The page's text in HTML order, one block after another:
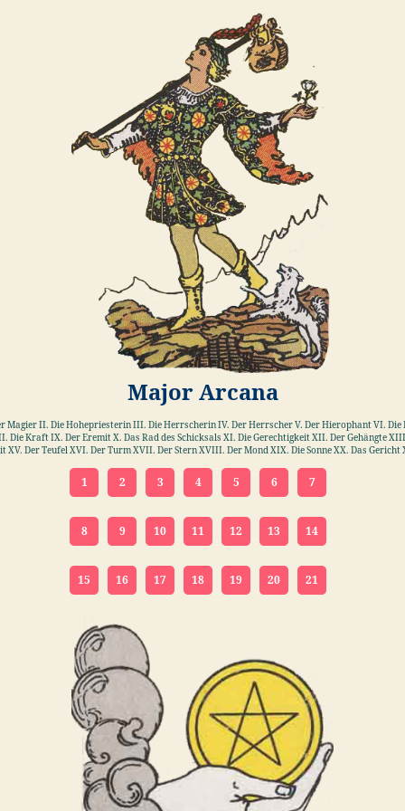
Major Arcana
Magier II. Die Hohepriesterin III. Die Herrscherin IV. Der Herrscher V. Der Hierophant VI. Die
Die Kraft IX. Der Eremit X. Das Rad des Schicksals XI. Die Gerechtigkeit XII. Der Gehängte
XV. Der Teufel XVI. Der Turm XVII. Der Stern XVIII. Der Mond XIX. Die Sonne XX. Das Gericht
1 2 3 4 5 6 7
8 9 10 11 12 13 14
15 16 17 18 19 20 21